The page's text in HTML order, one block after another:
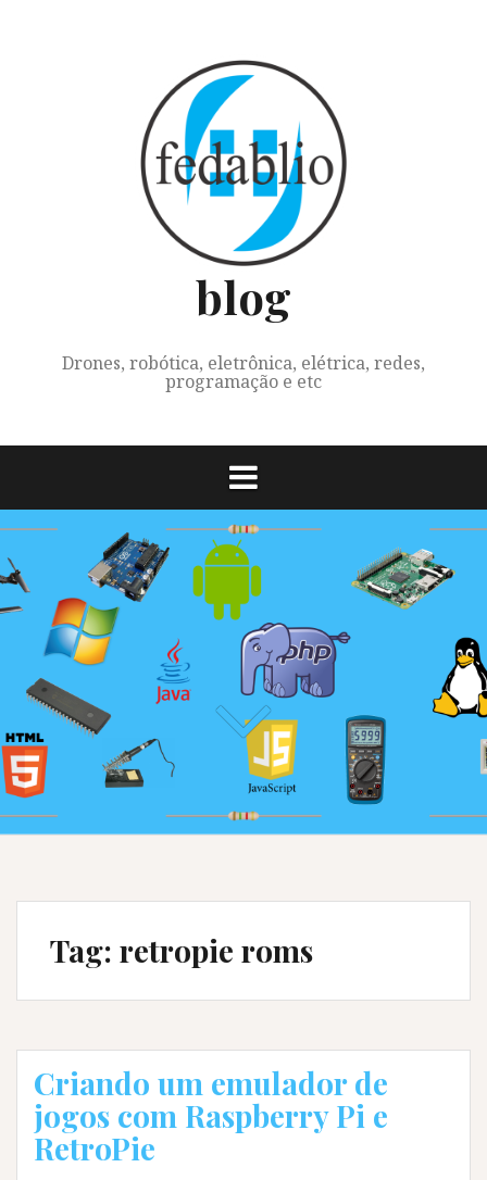
blog
Drones, robótica, eletrônica, elétrica, redes,
programação e etc
Tag: retropie roms
Criando um emulador de
jogos com Raspberry Pi e
RetroPie